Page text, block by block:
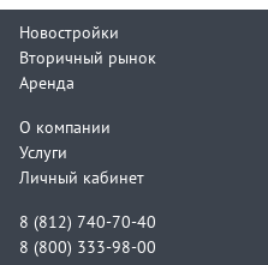
Новостройки
Вторичный рынок
Аренда
О компании
Услуги
Личный кабинет
8 (812) 740-70-40
8 (800) 333-98-00